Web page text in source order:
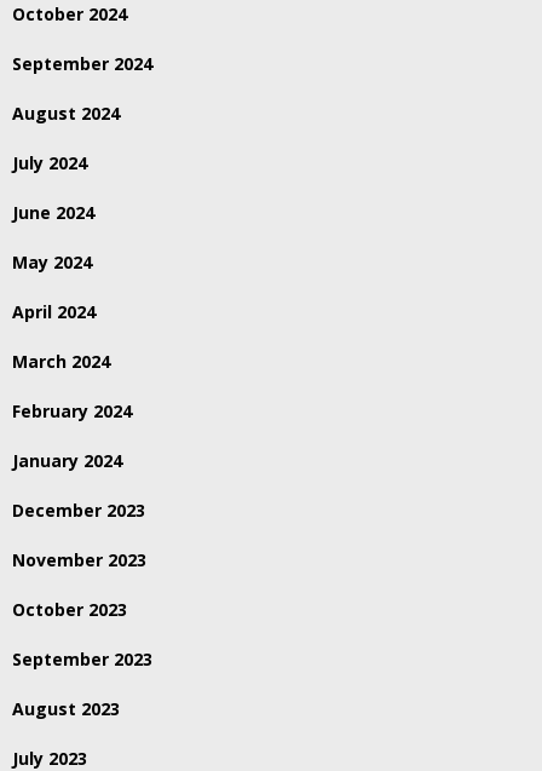
October 2024
September 2024
August 2024
July 2024
June 2024
May 2024
April 2024
March 2024
February 2024
January 2024
December 2023
November 2023
October 2023
September 2023
August 2023
July 2023